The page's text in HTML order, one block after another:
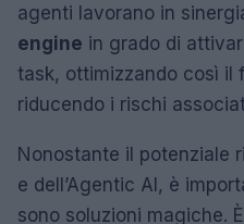
agenti lavorano in
engine in grado di
task, ottimizzando così il
riducendo i rischi
Nonostante il potenziale
e dell’Agentic AI, è
sono soluzioni magiche.